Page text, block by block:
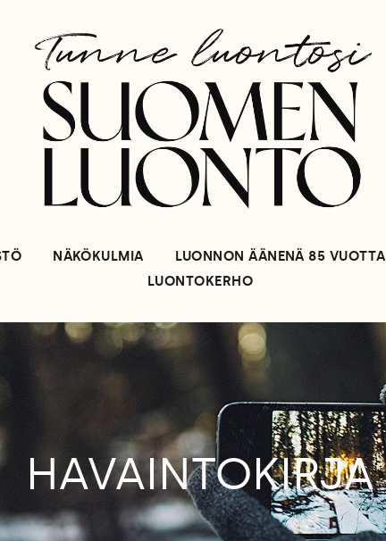
NÄKÖKULMIA LUONNON ÄÄNENÄ 85 VUOTTA
LUONTOKERHO
HAVAINTOKIRJA